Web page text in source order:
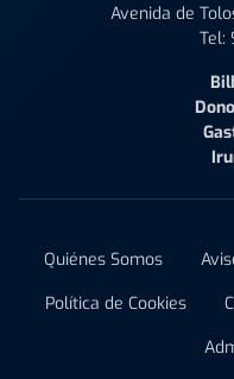
Avenida de
Tel:
Quiénes Somos
Política de Cookies